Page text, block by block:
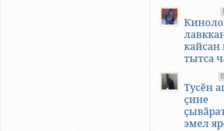
кайсан
тытса
Тусӗн
ҫине
эмел